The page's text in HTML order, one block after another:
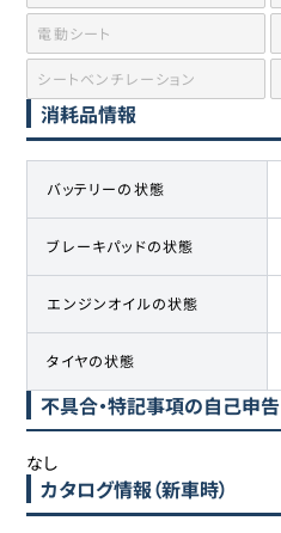
電動シート
シートベンチレーション
消耗品情報
バッテリーの状態
ブレーキパッドの状態
エンジンオイルの状態
タイヤの状態
不具合・特記事項の自己申告
なし
カタログ情報（新車時）